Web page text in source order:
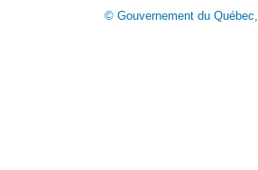
© Gouvernement du